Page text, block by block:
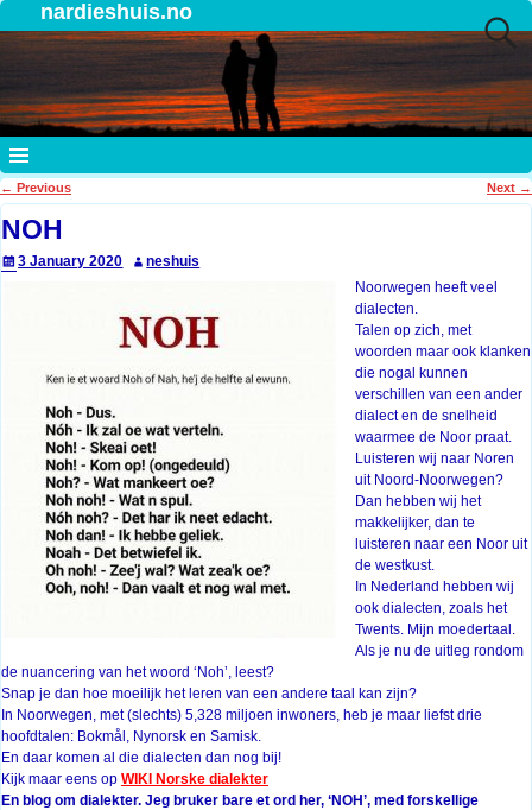
nardieshuis.no
Post navigation
← Previous Next →
NOH
3 January 2020
neshuis
Noorwegen heeft veel
dialecten.
Talen op zich, met
woorden maar ook klanken
die nogal kunnen
verschillen van een ander
dialect en de snelheid
waarmee de Noor praat.
Luisteren wij naar Noren
uit Noord-Noorwegen?
Dan hebben wij het
makkelijker, dan te
luisteren naar een Noor uit
de westkust.
In Nederland hebben wij
ook dialecten, zoals het
Twents. Mijn moedertaal.
Als je nu de uitleg rondom
de nuancering van het woord ‘Noh’, leest?
Snap je dan hoe moeilijk het leren van een andere taal kan zijn?
In Noorwegen, met (slechts) 5,328 miljoen inwoners, heb je maar liefst drie
hoofdtalen: Bokmål, Nynorsk en Samisk.
En daar komen al die dialecten dan nog bij!
Kijk maar eens op WIKI Norske dialekter
En blog om dialekter. Jeg bruker bare et ord her, ‘NOH’, med forskellige